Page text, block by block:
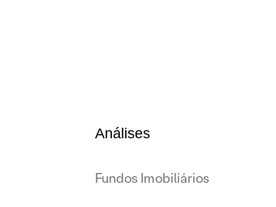
Análises
Fundos Imobiliários